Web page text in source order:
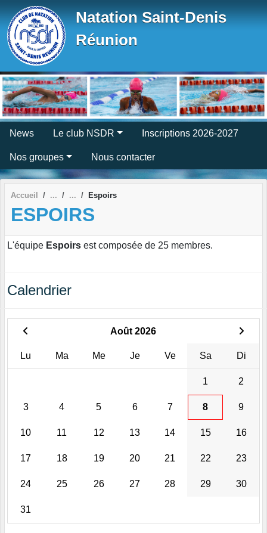
Natation Saint-Denis
Réunion
News Le club NSDR Inscriptions 2026-2027
Nos groupes Nous contacter
Accueil Espoirs
ESPOIRS
L'équipe Espoirs est composée de 25 membres.
Calendrier
Août 2026
Lu Ma Me Je Ve Sa Di
1 2
3 4 5 6 7 8 9
10 11 12 13 14 15 16
17 18 19 20 21 22 23
24 25 26 27 28 29 30
31
Panneau de gestion des cookies